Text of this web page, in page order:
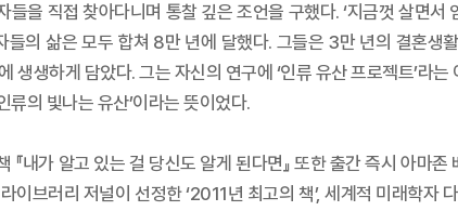
직접 찾아다니며 통찰 깊은 조언을 구했다. ‘지금껏 살면서
의 삶은 모두 합쳐 8만 년에 달했다. 그들은 3만 년의 결혼
생하게 담았다. 그는 자신의 연구에 ‘인류 유산 프로젝트’라는
의 빛나는 유산’이라는 뜻이었다.
내가 알고 있는 걸 당신도 알게 된다면』 또한 출간 즉시 아마
, 라이브러리 저널이 선정한 ‘2011년 최고의 책’, 세계적 미래학